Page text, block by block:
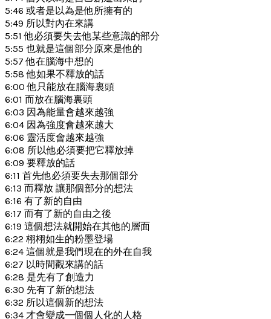
5:46 或者是以為是他所擁有的
5:49 所以對內在來講
5:51 他必須要失去他某些意識的部分
5:55 也就是這個部分原來是他的
5:57 他在腦海中想的
5:58 他如果不釋放的話
6:00 他只能放在腦海裏頭
6:01 而放在腦海裏頭
6:03 因為能量會越來越強
6:04 因為強度會越來越大
6:06 靈活度會越來越強
6:08 所以他必須要把它釋放掉
6:09 要釋放的話
6:11 首先他必須要失去那個部分
6:13 而釋放 讓那個部分的想法
6:16 有了新的自由
6:17 而有了新的自由之後
6:19 這個想法就開始在其他的層面
6:22 栩栩如生的粉墨登場
6:24 這個就是我們現在的外在自我
6:27 以時間觀來講的話
6:28 是先有了創造力
6:30 先有了新的想法
6:32 所以這個新的想法
6:34 才會變成一個個人化的人格